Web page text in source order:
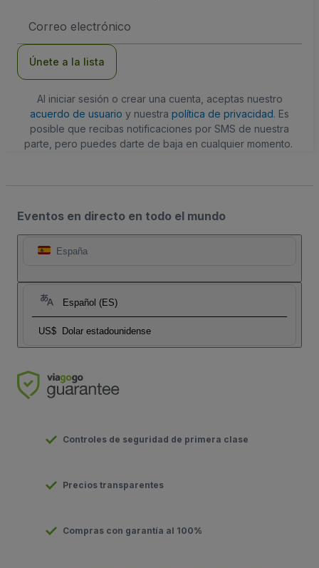
de
Únete a la lista
Al iniciar sesión o crear una cuenta, aceptas nuestro
acuerdo de usuario y nuestra política de privacidad. Es
posible que recibas notificaciones por SMS de nuestra
parte, pero puedes darte de baja en cualquier momento.
Eventos en directo en todo el mundo
España
Español (ES)
US$ Dolar estadounidense
Controles de seguridad de primera clase
Precios transparentes
Compras con garantía al 100%